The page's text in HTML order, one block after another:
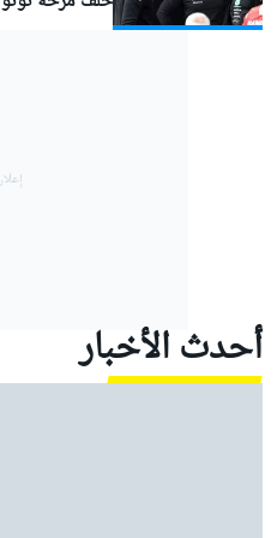
أحدث الأخبار